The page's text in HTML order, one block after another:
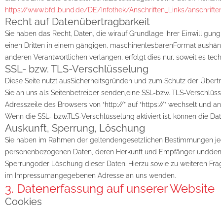
https://www.bfdi.bund.de/DE/Infothek/Anschriften_Links/
Recht auf Datenübertragbarkeit
Sie haben das Recht, Daten, die wirauf Grundlage Ihrer
einen Dritten in einem gängigen, maschinenlesbarenFormat
anderen Verantwortlichen verlangen, erfolgt dies nur, soweit es
SSL- bzw. TLS-Verschlüsselung
Diese Seite nutzt ausSicherheitsgründen und zum Schutz der
Sie an uns als Seitenbetreiber senden,eine SSL-bzw. TLS-
Adresszeile des Browsers von “http://” auf “https://” wechselt und
Wenn die SSL- bzw.TLS-Verschlüsselung aktiviert ist, können die
Auskunft, Sperrung, Löschung
Sie haben im Rahmen der geltendengesetzlichen Bestimmungen
personenbezogenen Daten, deren Herkunft und Empfänger
Sperrungoder Löschung dieser Daten. Hierzu sowie zu weiteren
im Impressumangegebenen Adresse an uns wenden.
3. Datenerfassung auf unserer Website
Cookies